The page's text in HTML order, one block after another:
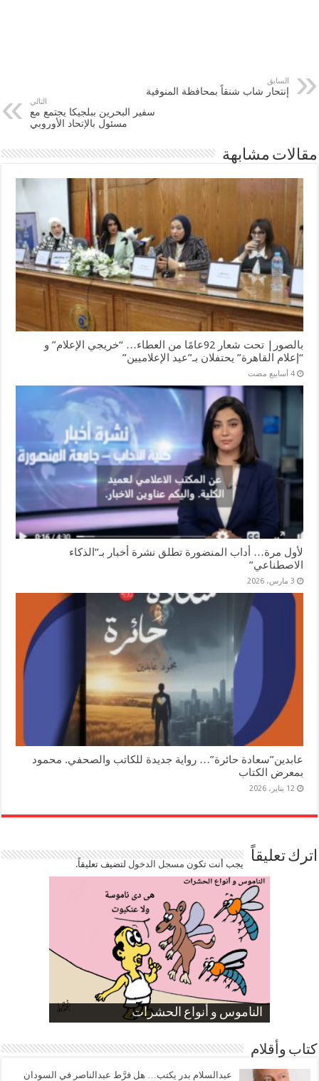
السابق
إنتحار شاب شنقاً بمحافظة المنوفية
التالي
سفير البحرين ببلجيكا يجتمع مع
مسئول بالإتحاد الأوروبي
مقالات مشابهة
بالصور| تحت شعار 92عامًا من العطاء… “خريجي الإعلام” و
“إعلام القاهرة” يحتفلان بـ”عيد الإعلاميين”
لأول مرة… أداب المنضورة تطلق نشرة أخبار بـ”الذكاء
الاصطناعي”
3 مارس، 2026
عابدين”سعادة حائرة”… رواية جديدة للكاتب والصحفي. محمود
بمعرض الكتاب
12 يناير، 2026
اترك تعليقاً يجب أنت تكون مسجل الدخوللتضيف تعليقاً.
الناموس و أنواع الحشرات
الموظفين بعد ارتفاع الأسعار
ارتفاع نسبة الطلاق في مصر
صورة كاركاتيرية
صورة كاركاتيرية
كتاب وأقلام
عبدالسلام بدر يكتب… هل فرَّط عبدالناصر في السودان